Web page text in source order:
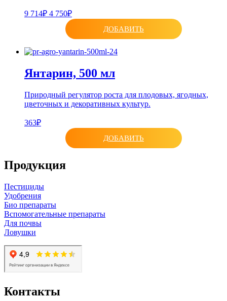
9 714₽ 4 750₽
ДОБАВИТЬ
Янтарин, 500 мл
Природный регулятор роста для плодовых, ягодных,
цветочных и декоративных культур.
363₽
ДОБАВИТЬ
Продукция
Пестициды
Удобрения
Био препараты
Вспомогательные препараты
Для почвы
Ловушки
Контакты